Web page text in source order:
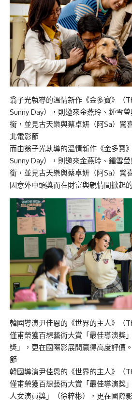
翁子光執導的溫情新作《金多寶》（
Sunny Day），則邀來金燕玲、鍾雪
銜，並見古天樂與蔡卓妍（阿Sa）驚
北電影節
而由翁子光執導的溫情新作《金多寶
Sunny Day），則邀來金燕玲、鍾雪
銜，並見古天樂與蔡卓妍（阿Sa）驚
因意外中頭獎而在財富與親情間掀起
韓國導演尹佳恩的《世界的主人》（
僅甫榮獲百想藝術大賞「最佳導演獎
獎」，更在國際影展間贏得高度評價
節
韓國導演尹佳恩的《世界的主人》（
僅甫榮獲百想藝術大賞「最佳導演獎
人女演員獎」（徐粹彬），更在國際